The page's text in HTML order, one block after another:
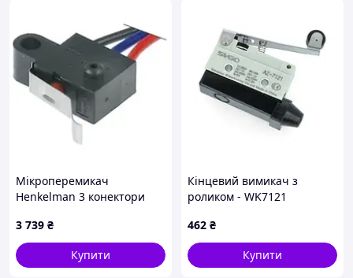
Мікроперемикач
Henkelman 3 конектори
900466
3 739 ₴
Купити
Кінцевий вимикач з
роликом - WK7121
462 ₴
Купити